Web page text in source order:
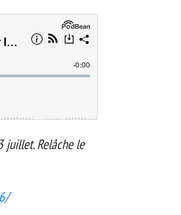
juillet. Relâche le